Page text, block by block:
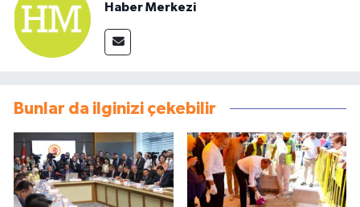
Haber Merkezi
Bunlar da ilginizi çekebilir